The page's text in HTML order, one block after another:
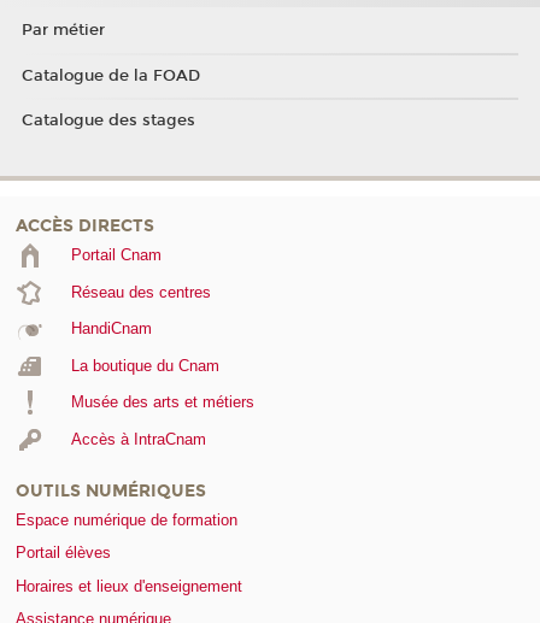
Par métier
Catalogue de la FOAD
Catalogue des stages
ACCÈS DIRECTS
Portail Cnam
Réseau des centres
HandiCnam
La boutique du Cnam
Musée des arts et métiers
Accès à IntraCnam
OUTILS NUMÉRIQUES
Espace numérique de formation
Portail élèves
Horaires et lieux d'enseignement
Assistance numérique